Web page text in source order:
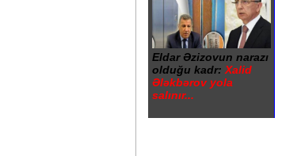
Eldar Əzizovun narazı
olduğu kadr: Xalid
Ələkbərov yola
salınır...